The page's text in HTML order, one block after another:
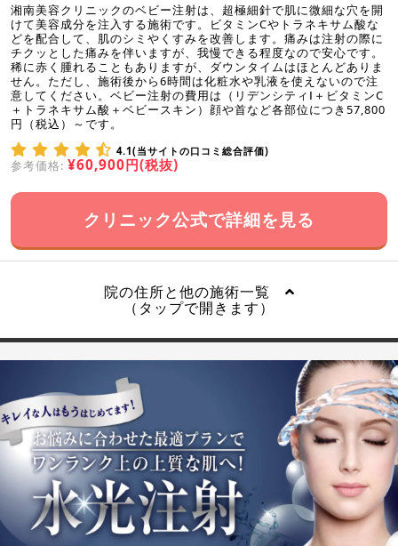
湘南美容クリニックのベビー注射は、超極細針で肌に微細な穴を開
けて美容成分を注入する施術です。ビタミンCやトラネキサム酸な
どを配合して、肌のシミやくすみを改善します。痛みは注射の際に
チクッとした痛みを伴いますが、我慢できる程度なので安心です。
稀に赤く腫れることもありますが、ダウンタイムはほとんどありま
せん。ただし、施術後から6時間は化粧水や乳液を使えないので注
意してください。ベビー注射の費用は（リデンシティⅠ＋ビタミンC
＋トラネキサム酸＋ベビースキン）顔や首など各部位につき57,800
円（税込）～です。
4.1(当サイトの口コミ総合評価)
参考価格: ¥60,900円(税抜)
クリニック公式で詳細を見る
院の住所と他の施術一覧
（タップで開きます）